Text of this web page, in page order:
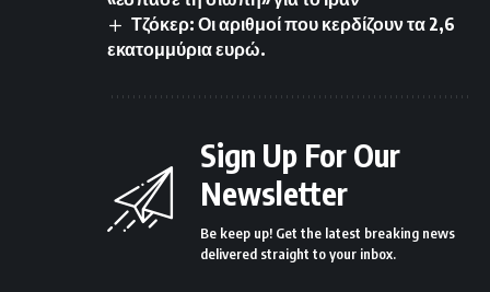
Τζόκερ: Οι αριθμοί που κερδίζουν τα 2,6
εκατομμύρια ευρώ.
Sign Up For Our
Newsletter
Be keep up! Get the latest breaking news
delivered straight to your inbox.